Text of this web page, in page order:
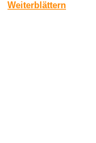
Weiterblättern